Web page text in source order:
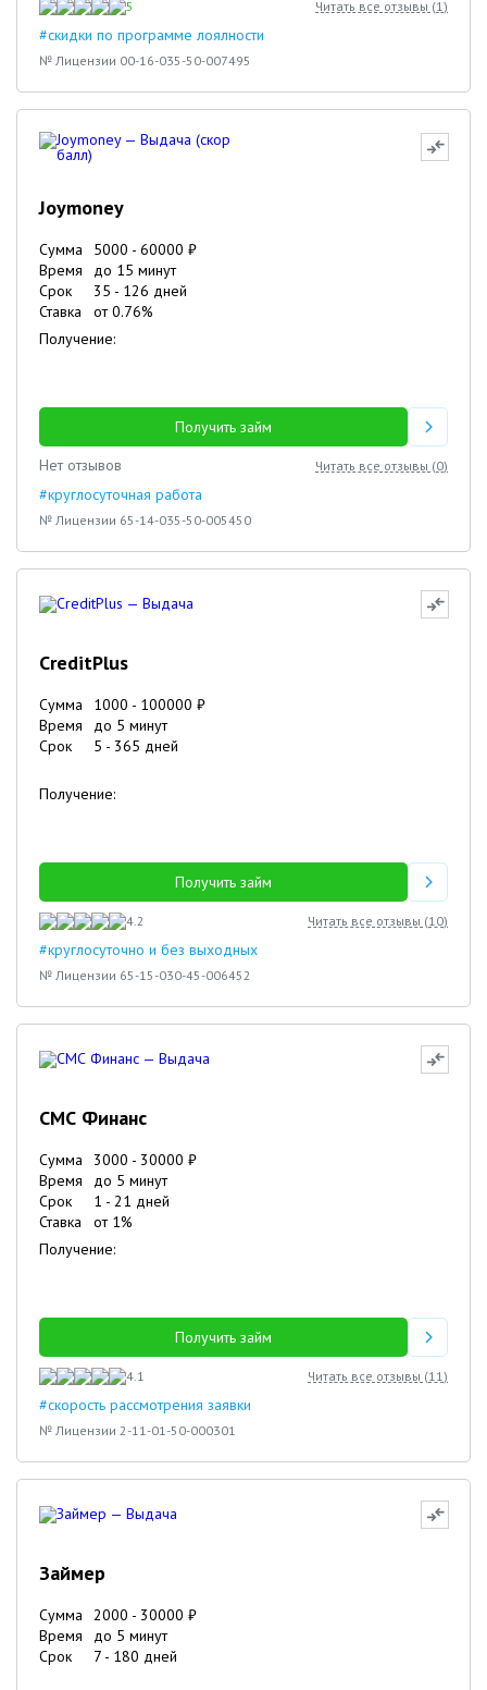
5 Читать все отзывы (1)
#скидки по программе лоялности
№ Лицензии 00-16-035-50-007495
Joymoney
Сумма 5000 - 60000 ₽
Время
до 15 минут
Срок
35 - 126 дней
Ставка
от0.76%
Получение:
Получить займ
Нет отзывов
Читать все отзывы (0)
#круглосуточная работа
№ Лицензии 65-14-035-50-005450
CreditPlus
Сумма 1000 - 100000 ₽
Время
до 5 минут
Срок
5 - 365 дней
Получение:
Получить займ
4.2 Читать все отзывы (10)
#круглосуточно и без выходных
№ Лицензии 65-15-030-45-006452
СМС Финанс
Сумма 3000 - 30000 ₽
Время
до 5 минут
Срок
1 - 21 дней
Ставка
от 1%
Получение:
Получить займ
4.1 Читать все отзывы (11)
#скорость рассмотрения заявки
№ Лицензии 2-11-01-50-000301
Займер
Сумма 2000 - 30000 ₽
Время
до 5 минут
Срок
7 - 180 дней